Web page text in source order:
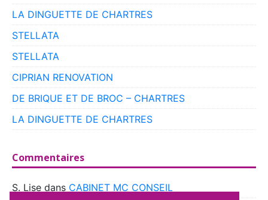
LA DINGUETTE DE CHARTRES
STELLATA
STELLATA
CIPRIAN RENOVATION
DE BRIQUE ET DE BROC – CHARTRES
LA DINGUETTE DE CHARTRES
Commentaires
S. Lise dans CABINET MC CONSEIL